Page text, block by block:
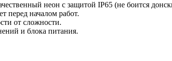
неон с защитой IP65 (не боится
перед началом работ.
от сложности.
и блока питания.